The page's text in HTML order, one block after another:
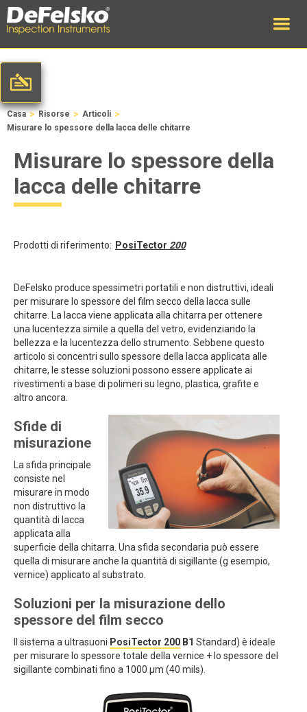
Casa > Risorse > Articoli >
Misurare lo spessore della lacca delle chitarre
Misurare lo spessore della
lacca delle chitarre
Prodotti di riferimento: PosiTector 200
DeFelsko produce spessimetri portatili e non distruttivi, ideali
per misurare lo spessore del film secco della lacca sulle
chitarre. La lacca viene applicata alla chitarra per ottenere
una lucentezza simile a quella del vetro, evidenziando la
bellezza e la lucentezza dello strumento. Sebbene questo
articolo si concentri sullo spessore della lacca applicata alle
chitarre, le stesse soluzioni possono essere applicate ai
rivestimenti a base di polimeri su legno, plastica, grafite e
altro ancora.
Sfide di
misurazione
La sfida principale
consiste nel
misurare in modo
non distruttivo la
quantità di lacca
applicata alla
superficie della chitarra. Una sfida secondaria può essere
quella di misurare anche la quantità di sigillante (g esempio,
vernice) applicato al substrato.
Soluzioni per la misurazione dello
spessore del film secco
Il sistema a ultrasuoni PosiTector 200 B1 Standard) è ideale
per misurare lo spessore totale della vernice + lo spessore del
sigillante combinati fino a 1000 μm (40 mils).